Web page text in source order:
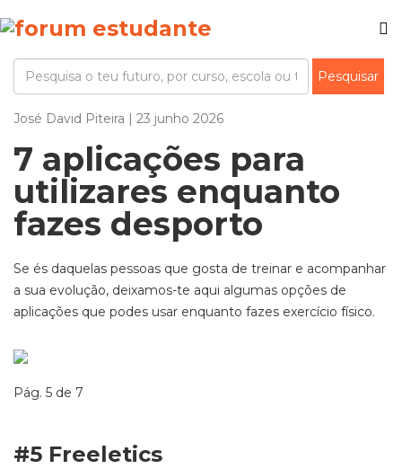
José David Piteira | 23 junho 2026
7 aplicações para
utilizares enquanto
fazes desporto
Se és daquelas pessoas que gosta de treinar e acompanhar
a sua evolução, deixamos-te aqui algumas opções de
aplicações que podes usar enquanto fazes exercício físico.
Pág. 5 de 7
#5 Freeletics